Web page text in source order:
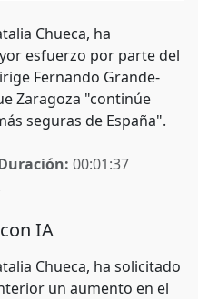
Chueca, ha
esfuerzo por parte del
Fernando Grande-
Zaragoza "continúe
seguras de España".
00:01:37
IA
Chueca, ha solicitado
un aumento en el